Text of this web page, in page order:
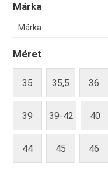
Márka
Márka
Méret
35 35,5 36
39 39-42 40
44 45 46